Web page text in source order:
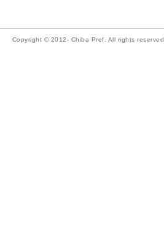
Copyright © 2012- Chiba Pref. All rights reserved.